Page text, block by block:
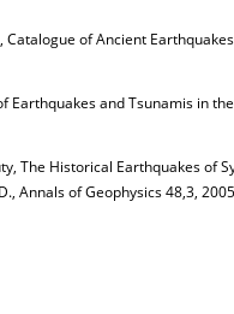
Catalogue of Ancient
Earthquakes and Tsunamis in
The Historical Earthquakes of
Annals of Geophysics 48,3,